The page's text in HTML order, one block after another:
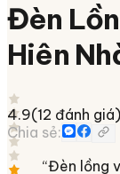
Đèn
Hiên
4.9(12 đánh giá)
Chia sẻ:
“Đèn lồng